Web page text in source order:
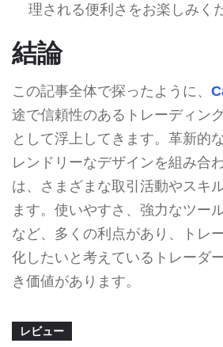
理される便利さをお楽しみく
結論
この記事全体で探ったように、
途で信頼性のあるトレーディン
として浮上してきます。革新的
レンドリーなデザインを組み合
は、さまざまな取引活動やスキ
ます。使いやすさ、強力なツー
など、多くの利点があり、トレ
化したいと考えているトレーダ
き価値があります。
レビュー